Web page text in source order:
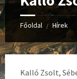
Főoldal / Hírek
Kalló Zsolt,